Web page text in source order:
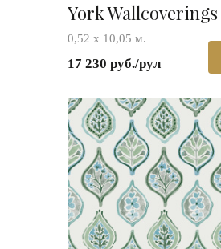
York Wallcoverings
0,52 х 10,05 м.
17 230 руб./рул